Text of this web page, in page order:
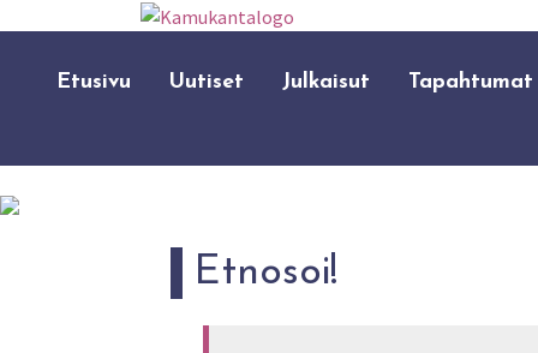
Etusivu Uutiset Julkaisut Tapahtumat
Etnosoi!